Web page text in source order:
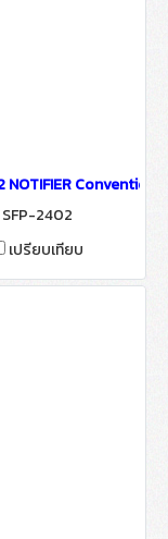
NOTIFIER
SFP-2402
เปรียบเทียบ